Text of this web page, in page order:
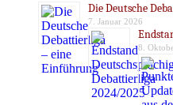
Die Deutsche
7. Januar 2026
8.